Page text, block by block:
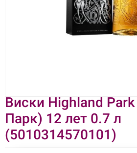
Виски Highland
Парк) 12 лет 0.7 л
(5010314570101)